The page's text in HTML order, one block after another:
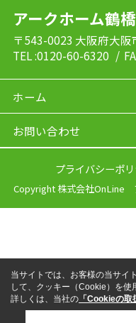
アークホーム鶴
〒543-0023 大阪府大
TEL :0120-60-6320 /
ホーム
お問い合わせ
プライバシーポ
Copyright 株式会社OnLine
当サイトでは、お客様の当サイ
して、クッキー（Cookie）を使
詳しくは、当社の 「Cookieの取